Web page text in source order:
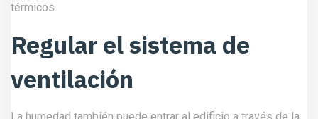
térmicos.
Regular el sistema de
ventilación